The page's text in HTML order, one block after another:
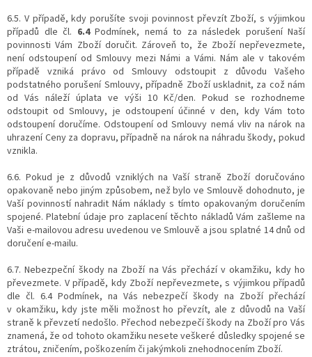
6.5. V případě, kdy porušíte svoji povinnost převzít Zboží, s výjimkou
případů dle čl. 6.4Podmínek, nemá to za následek porušení Naší
povinnosti Vám Zboží doručit. Zároveň to, že Zboží nepřevezmete,
není odstoupení od Smlouvy mezi Námi a Vámi. Nám ale v takovém
případě vzniká právo od Smlouvy odstoupit z důvodu Vašeho
podstatného porušení Smlouvy, případně Zboží uskladnit, za což nám
od Vás náleží úplata ve výši 10 Kč/den. Pokud se rozhodneme
odstoupit od Smlouvy, je odstoupení účinné v den, kdy Vám toto
odstoupení doručíme. Odstoupení od Smlouvy nemá vliv na nárok na
uhrazení Ceny za dopravu, případně na nárok na náhradu škody, pokud
vznikla.
6.6. Pokud je z důvodů vzniklých na Vaší straně Zboží doručováno
opakovaně nebo jiným způsobem, než bylo ve Smlouvě dohodnuto, je
Vaší povinností nahradit Nám náklady s tímto opakovaným doručením
spojené. Platební údaje pro zaplacení těchto nákladů Vám zašleme na
Vaši e-mailovou adresu uvedenou ve Smlouvě a jsou splatné 14 dnů od
doručení e-mailu.
6.7. Nebezpeční škody na Zboží na Vás přechází v okamžiku, kdy ho
převezmete. V případě, kdy Zboží nepřevezmete, s výjimkou případů
dle čl. 6.4 Podmínek, na Vás nebezpečí škody na Zboží přechází
v okamžiku, kdy jste měli možnost ho převzít, ale z důvodů na Vaší
straně k převzetí nedošlo. Přechod nebezpečí škody na Zboží pro Vás
znamená, že od tohoto okamžiku nesete veškeré důsledky spojené se
ztrátou, zničením, poškozením či jakýmkoli znehodnocením Zboží.